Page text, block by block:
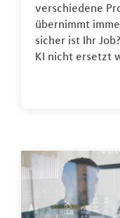
verschiedene
übernimmt
sicher ist Ihr
KI nicht ersetzt